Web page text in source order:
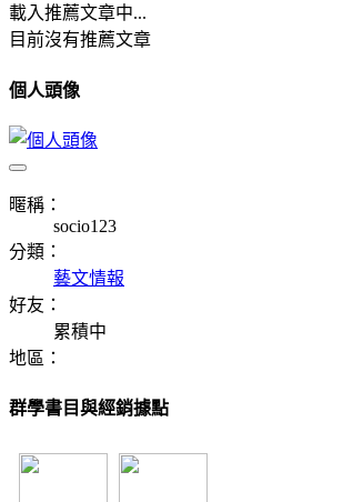
載入推薦文章中...
目前沒有推薦文章
個人頭像
暱稱：
socio123
分類：
藝文情報
好友：
累積中
地區：
群學書目與經銷據點